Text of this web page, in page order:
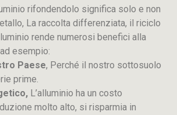
rifondendolo significa solo e non
La raccolta differenziata, il riciclo
rende numerosi benefici alla
esempio:
Paese, Perché il nostro sottosuolo
prime.
L’alluminio ha un costo
molto alto, si risparmia in